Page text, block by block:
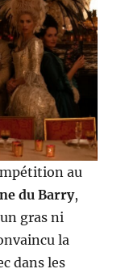
au
du Barry,
gras ni
la
dans les